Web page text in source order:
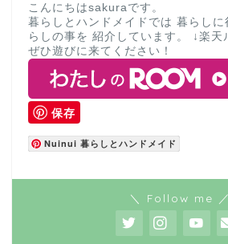
こんにちはsakuraです。
暮らしとハンドメイドでは 暮らしに
らしの事を 紹介しています。 ↓楽天
ぜひ遊びに来てください！
保存
Nuinui 暮らしとハンドメイド
＼ Follow me ／